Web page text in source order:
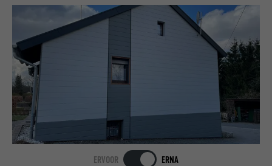
ERVOOR ERNA